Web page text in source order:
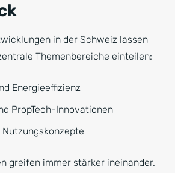
in der Schweiz lassen
Themenbereiche einteilen:
Energieeffizienz
PropTech-Innovationen
greifen immer stärker ineinander.